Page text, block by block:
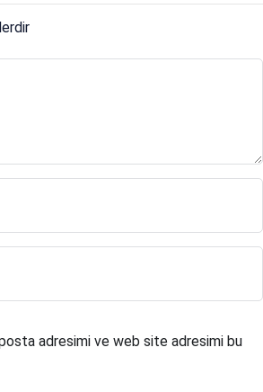
posta adresimi ve web site adresimi bu